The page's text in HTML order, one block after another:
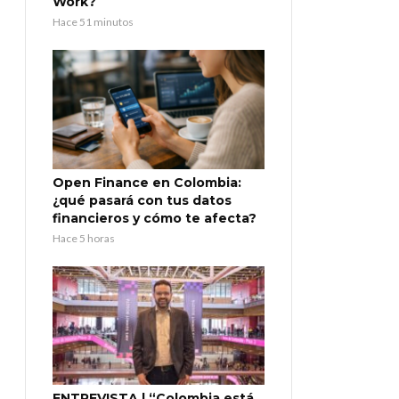
Hace 51 minutos
Open Finance en Colombia:
¿qué pasará con tus datos
financieros y cómo te afecta?
Hace 5 horas